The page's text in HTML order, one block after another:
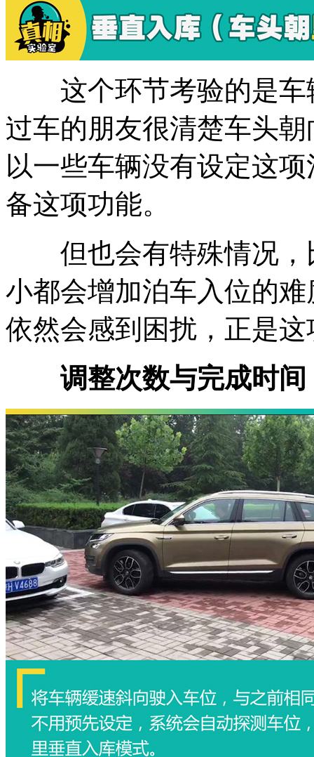
这个环节考验的是车
过车的朋友很清楚车头
以一些车辆没有设定这
备这项功能。
但也会有特殊情况，
小都会增加泊车入位的
依然会感到困扰，正是
调整次数与完成时间